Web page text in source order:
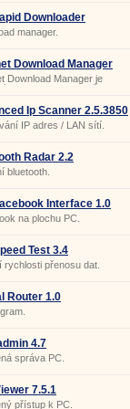
můžete provádět i ze svého
telefonu. Stačí jen mít
aplikaci, kterou ani
Downloader
manager.
Download Manager
5
Download Manager je
programem, jehož
pokud rádi stahujete. Mít
a instalovaný program pro
souborů je další možností
Ip Scanner 2.5.3850
IP adres / LAN sítí.
Radar 2.2
bluetooth.
Interface 1.0
na plochu PC.
​​Test 3.4
rychlosti přenosu dat.
Router 1.0
4.7
správa PC.
7.5.1
přístup k PC.